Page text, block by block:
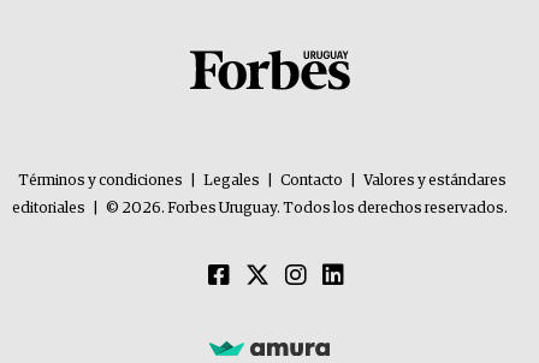
Términos y condiciones Legales Contacto
Valores y estándares
editoriales
© 2026. Forbes Uruguay. Todos los derechos reservados.